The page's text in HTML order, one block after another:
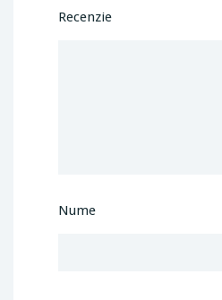
Recenzie
Nume